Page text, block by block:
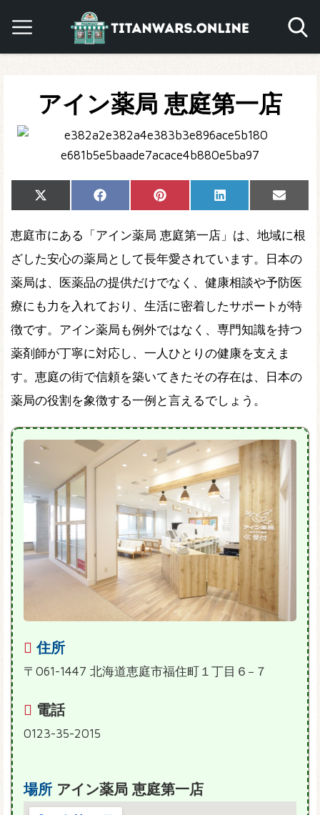
アイン薬局 恵庭第一店
Share
on
X
(Twitter)
Share
on
Facebook Share
on
Pinterest Share
on
LinkedIn
Share
on
Email
恵庭市にある「アイン薬局 恵庭第一店」は、地域に根
ざした安心の薬局として長年愛されています。日本の
薬局は、医薬品の提供だけでなく、健康相談や予防医
療にも力を入れており、生活に密着したサポートが特
徴です。アイン薬局も例外ではなく、専門知識を持つ
薬剤師が丁寧に対応し、一人ひとりの健康を支えま
す。恵庭の街で信頼を築いてきたその存在は、日本の
薬局の役割を象徴する一例と言えるでしょう。
住所
〒061-1447 北海道恵庭市福住町１丁目６−７
電話
0123-35-2015
場所 アイン薬局 恵庭第一店